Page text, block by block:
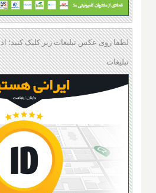
لطفا روی عکس تبلیغات زیر کلیک کنید؛
تبلیغات